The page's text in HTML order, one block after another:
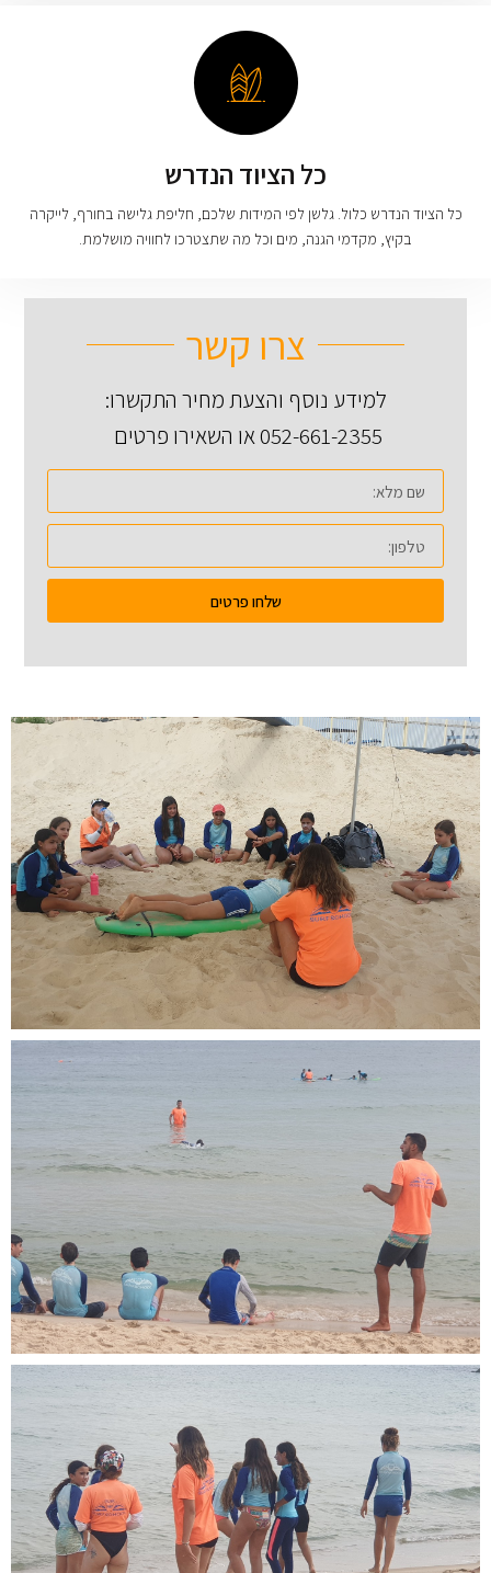
כל הציוד הנדרש
כל הציוד הנדרש כלול. גלשן לפי המידות שלכם, חליפת גלישה בחורף, לייקרה
בקיץ, מקדמי הגנה, מים וכל מה שתצטרכו לחוויה מושלמת.
צרו קשר
למידע נוסף והצעת מחיר התקשרו:
052-661-2355 או השאירו פרטים
שלחו פרטים